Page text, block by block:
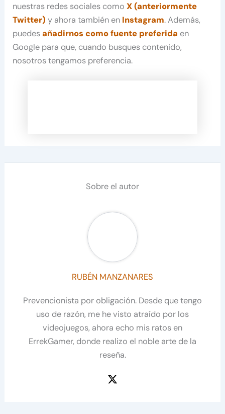
nuestras redes sociales comoX (anteriormente
Twitter) y ahora también en Instagram. Además,
puedesañadirnos como fuente preferida en
Google para que, cuando busques contenido,
nosotros tengamos preferencia.
Sobre el autor
RUBÉN MANZANARES
Prevencionista por obligación. Desde que tengo
uso de razón, me he visto atraído por los
videojuegos, ahora echo mis ratos en
ErrekGamer, donde realizo el noble arte de la
reseña.